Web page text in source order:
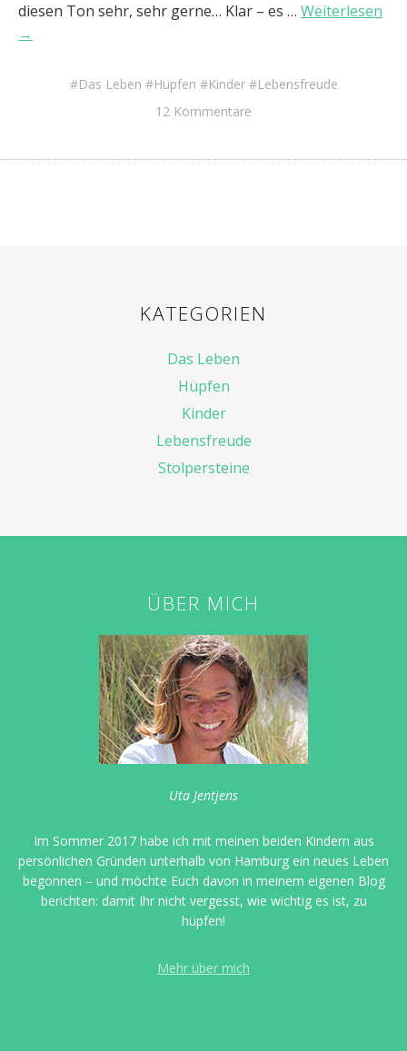
diesen Ton sehr, sehr gerne… Klar – es … Weiterlesen
→
Das Leben Hüpfen Kinder
Lebensfreude
12 Kommentare
KATEGORIEN
Das Leben
Hüpfen
Kinder
Lebensfreude
Stolpersteine
ÜBER MICH
Uta Jentjens
Im Sommer 2017 habe ich mit meinen beiden Kindern aus
persönlichen Gründen unterhalb von Hamburg ein neues Leben
begonnen – und möchte Euch davon in meinem eigenen Blog
berichten: damit Ihr nicht vergesst, wie wichtig es ist, zu
hüpfen!
Mehr über mich